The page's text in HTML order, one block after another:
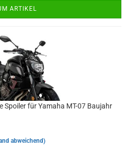
ARTIKEL
Spoiler für Yamaha MT-07 Baujahr
abweichend)